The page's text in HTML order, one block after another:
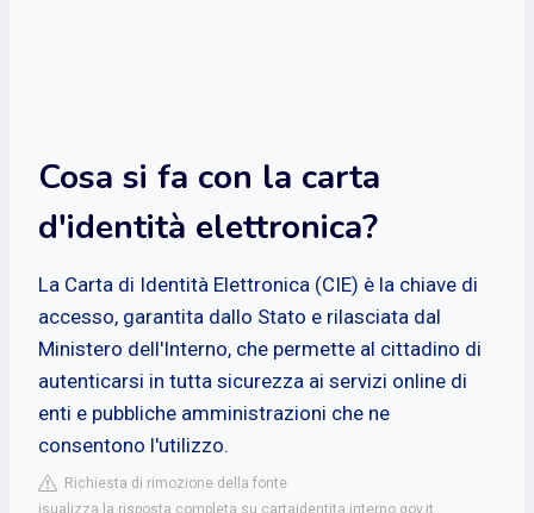
Cosa si fa con la carta
d'identità elettronica?
La Carta di Identità Elettronica (CIE) è la chiave di
accesso, garantita dallo Stato e rilasciata dal
Ministero dell'Interno, che permette al cittadino di
autenticarsi in tutta sicurezza ai servizi online di
enti e pubbliche amministrazioni che ne
consentono l'utilizzo.
Richiesta di rimozione della fonte
isualizza la risposta completa su cartaidentita.interno.gov.it